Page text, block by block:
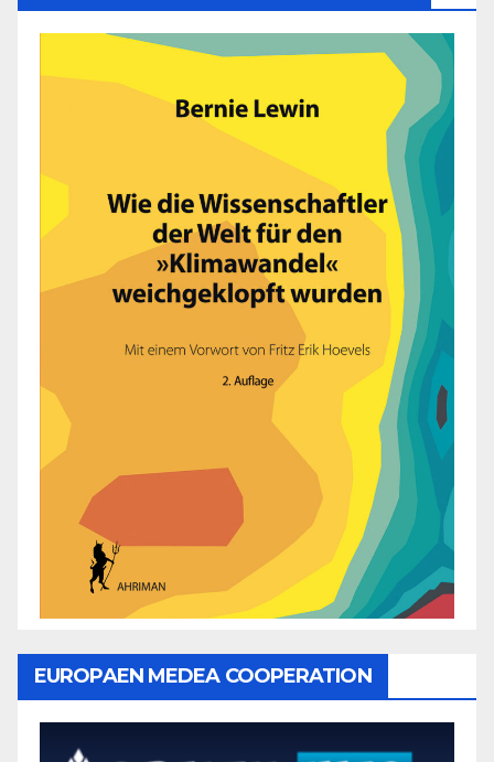
EUROPAEN MEDEA COOPERATION